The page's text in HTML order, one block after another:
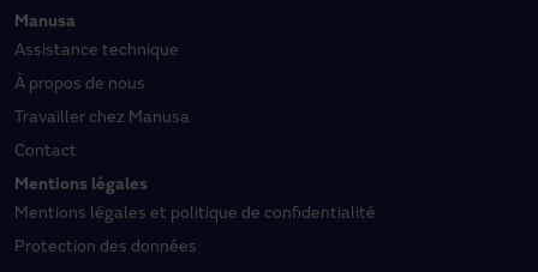
Manusa
Assistance technique
À propos de nous
Travailler chez Manusa
Contact
Mentions légales
Mentions légales et politique de confidentialité
Protection des données